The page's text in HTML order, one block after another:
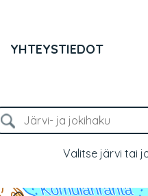
YHTEYSTIEDOT
Valitse järvi tai